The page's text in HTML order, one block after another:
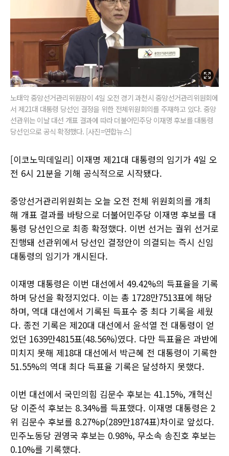
노태악 중앙선거관리위원장이 4일 오전 경기 과천시 중앙선거관리위원회에
서 제21대 대통령 당선인 결정을 위한 전체위원회의를 주재하고 있다. 중앙
선관위는 이날 대선 개표 결과에 따라 더불어민주당 이재명 후보를 대통령
당선인으로 공식 확정했다. [사진=연합뉴스]
[이코노믹데일리] 이재명 제21대 대통령의 임기가 4일 오
전 6시 21분을 기해 공식적으로 시작됐다.
중앙선거관리위원회는 오늘 오전 전체 위원회의를 개최
해 개표 결과를 바탕으로 더불어민주당 이재명 후보를 대
통령 당선인으로 최종 확정했다. 이번 선거는 궐위 선거로
진행돼 선관위에서 당선인 결정안이 의결되는 즉시 신임
대통령의 임기가 개시된다.
이재명 대통령은 이번 대선에서 49.42%의 득표율을 기록
하며 당선을 확정지었다. 이는 총 1728만7513표에 해당
하며, 역대 대선에서 기록된 득표수 중 최다 기록을 세웠
다. 종전 기록은 제20대 대선에서 윤석열 전 대통령이 얻
었던 1639만4815표(48.56%)였다. 다만 득표율은 과반에
미치지 못해 제18대 대선에서 박근혜 전 대통령이 기록한
51.55%의 역대 최다 득표율 기록은 달성하지 못했다.
이번 대선에서 국민의힘 김문수 후보는 41.15%, 개혁신
당 이준석 후보는 8.34%를 득표했다. 이재명 대통령은 2
위 김문수 후보를 8.27%p(289만1874표)차이로 앞섰다.
민주노동당 권영국 후보는 0.98%, 무소속 송진호 후보는
0.10%를 기록했다.